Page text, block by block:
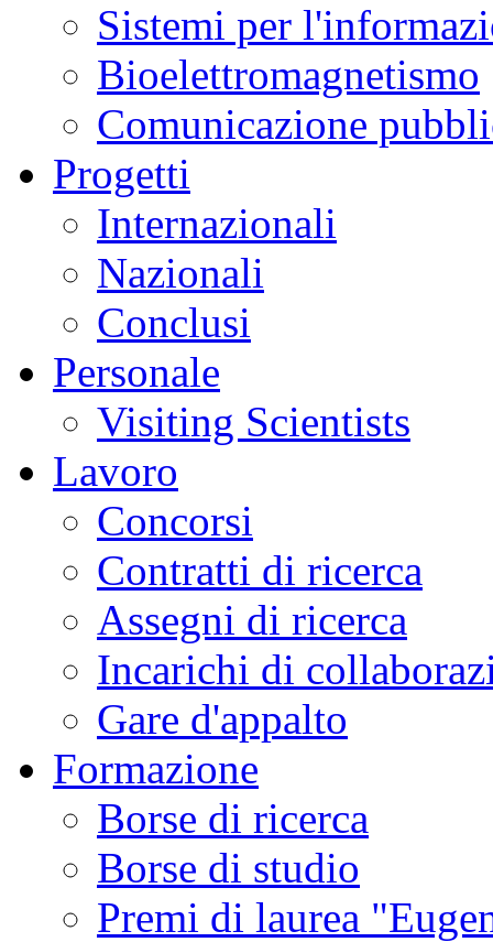
Sistemi per
Bioelettromagnetismo
Comunicazione
Progetti
Internazionali
Nazionali
Conclusi
Personale
Visiting Scientists
Lavoro
Concorsi
Contratti di ricerca
Assegni di ricerca
Incarichi di
Gare d'appalto
Formazione
Borse di ricerca
Borse di studio
Premi di laurea